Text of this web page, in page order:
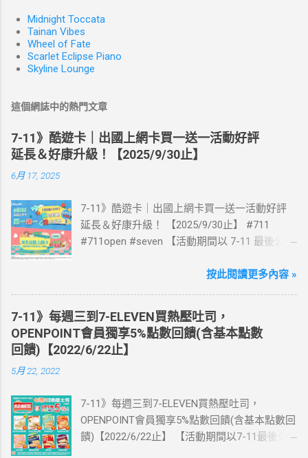
Midnight Toccata
Tainan Vibes
Wheel of Fate
Scarlet Eclipse Piano
Skyline Lounge
這個網誌中的熱門文章
7-11》酷遊卡｜出國上網卡買一送一活動好評
延長＆好康升級！【2025/9/30止】
6月 17, 2025
7-11》酷遊卡｜出國上網卡買一送一活動好評
延長＆好康升級！ 【2025/9/30止】 #711
#711open #seven 【活動期間以 7-11 最後公告
國上網卡 方便、快速、享買一送一優惠！ > 實
送王品集團300元即享券。 (出國開通啟用後回
活動網站登錄 【點我登錄】 ) > eSIM出國上網
卡：好康升級！購買eSIM「吃到飽」方案；即
送同天數「吃到飽」方案。 (例：買1張日本5天
來超商買省錢又方便💰 ·活動詳情：好康優惠看
這邊 【點我看好康優惠】 ·eSIM ibon 購買教學
【點我觀看教學】 📲 全球上網首選，速度穩
按此閱讀更多內容 »
7-11》每週三到7-ELEVEN買熱壓吐司，
OPENPOINT會員獨享5%點數回饋(含基本點數
回饋)【2022/6/22止】
5月 22, 2022
7-11》每週三到7-ELEVEN買熱壓吐司，
OPENPOINT會員獨享5%點數回饋(含基本點數回
饋)【2022/6/22止】 【活動期間以7-11最後公